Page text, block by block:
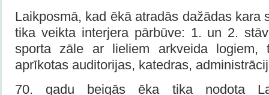
Laikposmā, kad ēkā atradās dažādas kara
tika veikta interjera pārbūve: 1. un 2.
sporta zāle ar lieliem arkveida logiem,
aprīkotas auditorijas, katedras,
70. gadu beigās ēka tika nodota